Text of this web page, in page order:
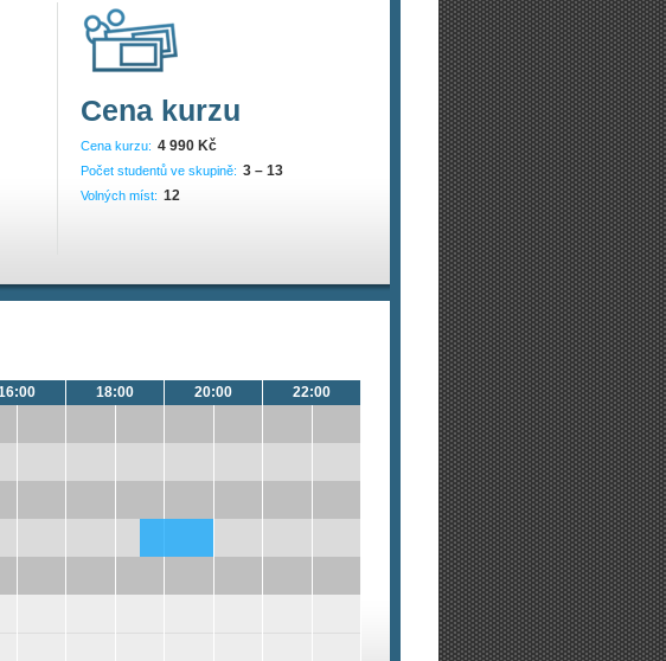
Cena kurzu
Cena kurzu: 4 990 Kč
Počet studentů ve skupině: 3 – 13
Volných míst: 12
18:00 20:00 22:00